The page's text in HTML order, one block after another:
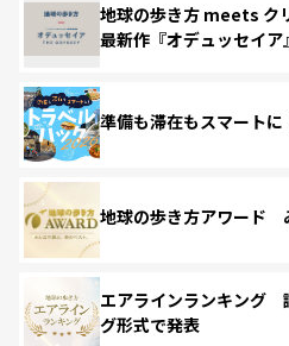
地球の歩き方 meets ク
最新作『オデュッセイア』
準備も滞在もスマート
地球の歩き方アワード
エアラインランキング
グ形式で発表